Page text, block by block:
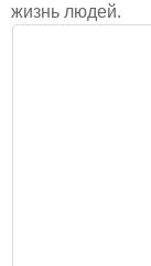
жизнь людей.